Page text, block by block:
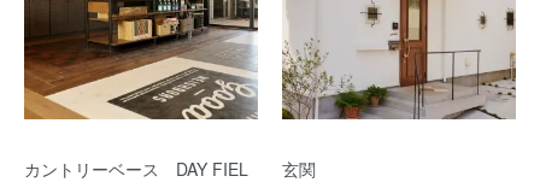
カントリーベース DAY FIEL
玄関